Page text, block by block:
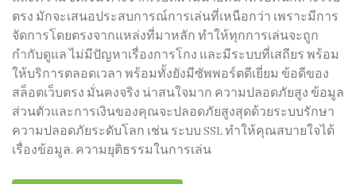
ตรง มักจะเสนอประสบการณ์การเล่นที่เหนือกว่า เพราะมีการ
จัดการโดยตรงจากแหล่งที่มาหลัก ทำให้ทุกการเล่นจะถูก
กำกับดูแล ไม่มีปัญหาเรื่องการโกง และมีระบบที่เสถียร พร้อม
ให้บริการตลอดเวลา พร้อมทั้งยังมีซัพพอร์ตดีเยี่ยม ข้อดีของ
สล็อตเว็บตรง มั่นคงจริง น่าสนใจมาก ความปลอดภัยสูง ข้อมูล
ส่วนตัวและการเงินของคุณจะปลอดภัยสูงสุดด้วยระบบรักษา
ความปลอดภัยระดับโลก เช่น ระบบ SSL ทำให้คุณสบายใจได้
เรื่องข้อมูล. ความยุติธรรมในการเล่น